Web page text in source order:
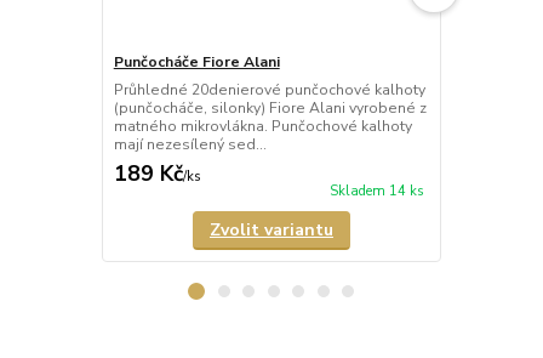
Punčocháče Fiore Alani
Průhledné 20denierové punčochové kalhoty
(punčocháče, silonky) Fiore Alani vyrobené z
matného mikrovlákna. Punčochové kalhoty
mají nezesílený sed...
189 Kč/ks
Skladem 14 ks
Zvolit variantu